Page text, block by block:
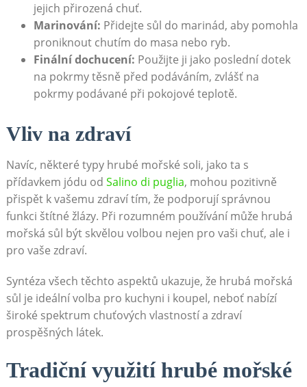
jejich přirozená chuť.
Marinování: Přidejte sůl do marinád, aby pomohla
proniknout chutím do masa nebo ryb.
Finální dochucení: Použijte‌ ji‍ jako poslední dotek
na pokrmy těsně před podáváním, zvlášť na
pokrmy podávané při pokojové teplotě.
Vliv ⁢na zdraví
Navíc, některé ⁢typy hrubé mořské soli, jako ta s
přídavkem jódu od Salino di ⁣puglia, mohou pozitivně
přispět k vašemu zdraví tím, že podporují‌ správnou
funkci štítné žlázy. Při rozumném používání může hrubá
mořská sůl být skvělou volbou nejen pro vaši chuť, ale i
pro vaše zdraví.
Syntéza všech těchto aspektů ukazuje, že hrubá mořská
sůl je ideální volba pro kuchyni i koupel, neboť nabízí⁢
široké spektrum chuťových vlastností a zdraví‌
prospěšných látek.
Tradiční využití hrubé mořské